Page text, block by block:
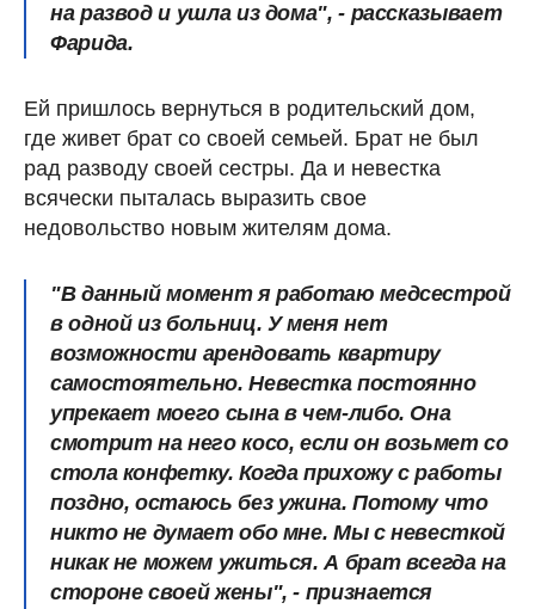
на развод и ушла из дома", - рассказывает
Фарида.
Ей пришлось вернуться в родительский дом,
где живет брат со своей семьей. Брат не был
рад разводу своей сестры. Да и невестка
всячески пыталась выразить свое
недовольство новым жителям дома.
"В данный момент я работаю медсестрой
в одной из больниц. У меня нет
возможности арендовать квартиру
самостоятельно. Невестка постоянно
упрекает моего сына в чем-либо. Она
смотрит на него косо, если он возьмет со
стола конфетку. Когда прихожу с работы
поздно, остаюсь без ужина. Потому что
никто не думает обо мне. Мы с невесткой
никак не можем ужиться. А брат всегда на
стороне своей жены", - признается